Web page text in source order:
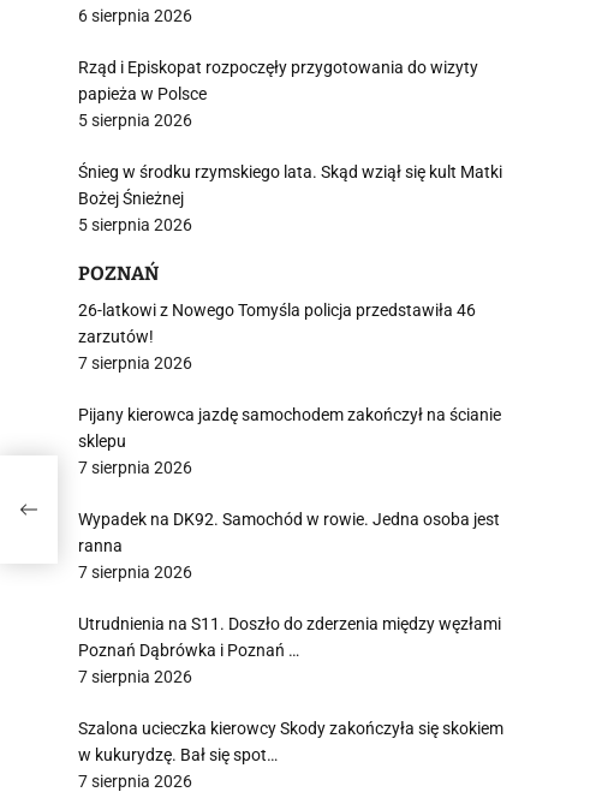
6 sierpnia 2026
Rząd i Episkopat rozpoczęły przygotowania do wizyty
papieża w Polsce
5 sierpnia 2026
Śnieg w środku rzymskiego lata. Skąd wziął się kult Matki
Bożej Śnieżnej
5 sierpnia 2026
POZNAŃ
26-latkowi z Nowego Tomyśla policja przedstawiła 46
zarzutów!
7 sierpnia 2026
Pijany kierowca jazdę samochodem zakończył na ścianie
sklepu
7 sierpnia 2026
Wypadek na DK92. Samochód w rowie. Jedna osoba jest
ranna
7 sierpnia 2026
Utrudnienia na S11. Doszło do zderzenia między węzłami
Poznań Dąbrówka i Poznań …
7 sierpnia 2026
Szalona ucieczka kierowcy Skody zakończyła się skokiem
w kukurydzę. Bał się spot…
7 sierpnia 2026